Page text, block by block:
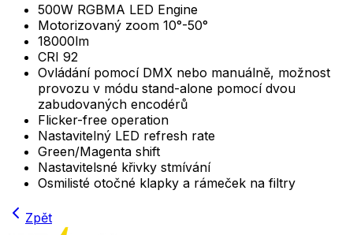
500W RGBMA LED Engine
Motorizovaný zoom 10°-50°
18000lm
CRI 92
Ovládání pomocí DMX nebo manuálně, možnost
provozu v módu stand-alone pomocí dvou
zabudovaných encodérů
Flicker-free operation
Nastavitelný LED refresh rate
Green/Magenta shift
Nastavitelsné křivky stmívání
Osmilisté otočné klapky a rámeček na filtry
Zpět